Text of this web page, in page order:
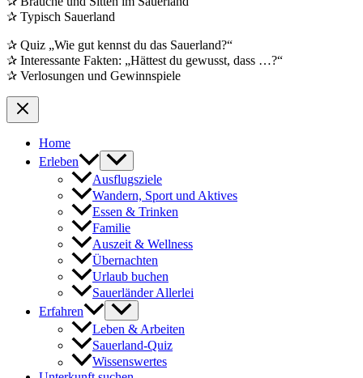
✰ Typisch Sauerland
✰ Quiz „Wie gut kennst du das Sauerland?“
✰ Interessante Fakten: „Hättest du gewusst, dass …?“
✰ Verlosungen und Gewinnspiele
Home
Erleben
Ausflugsziele
Wandern, Sport und Aktives
Essen & Trinken
Familie
Auszeit & Wellness
Übernachten
Urlaub buchen
Sauerländer Allerlei
Erfahren
Leben & Arbeiten
Sauerland-Quiz
Wissenswertes